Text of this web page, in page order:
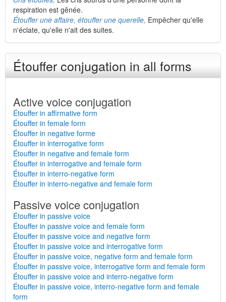
respiration est gênée.
Étouffer une affaire, étouffer une querelle, Empêcher qu'elle
n'éclate, qu'elle n'ait des suites.
Étouffer conjugation in all forms
Active voice conjugation
Étouffer in affirmative form
Étouffer in female form
Étouffer in negative forme
Étouffer in interrogative form
Étouffer in negative and female form
Étouffer in interrogative and female form
Étouffer in interro-negative form
Étouffer in interro-negative and female form
Passive voice conjugation
Étouffer in passive voice
Étouffer in passive voice and female form
Étouffer in passive voice and negative form
Étouffer in passive voice and interrogative form
Étouffer in passive voice, negative form and female form
Étouffer in passive voice, interrogative form and female form
Étouffer in passive voice and interro-negative form
Étouffer in passive voice, interro-negative form and female
form